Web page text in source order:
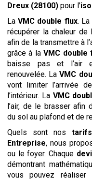
Dreux (28100) pour l'
LaVMC double flux. La
récupérer la chaleur de
afin de la transmettre à
grâce à laVMC double
baisse pas et l’air
renouvelée. LaVMC
vont limiter l’arrivée
l’intérieur. La VMC
l’air, de le brasser afin
du sol au plafond et de
Quels sont nos tarifs
Entreprise, nous
ou le foyer. Chaque
démontrant
vous pouvez